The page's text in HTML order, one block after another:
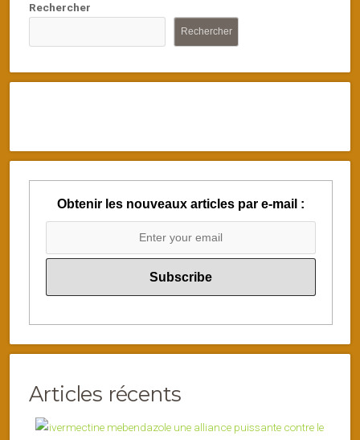
Rechercher
Rechercher
Obtenir les nouveaux articles par e-mail :
Articles récents